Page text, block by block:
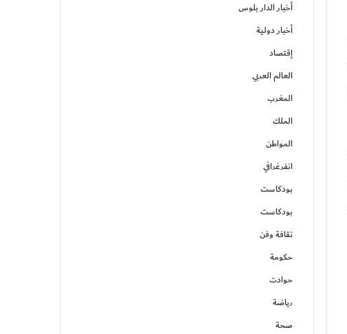
أخبار الدار بلوس
أخبار دولية
إقتصاد
العالم العربي
المغرب
الملك
المواطن
انفرغرافي
بودكاست
بودكاست
ثقافة وفن
حكومة
حوادت
رياضة
صحة